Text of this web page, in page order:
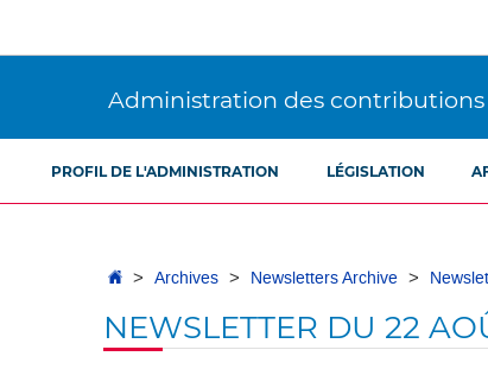
Administration des
PROFIL DE L'ADMINISTRATION LÉGISLATION
AccueilArchives Newsletters Archive
NEWSLETTER DU 22